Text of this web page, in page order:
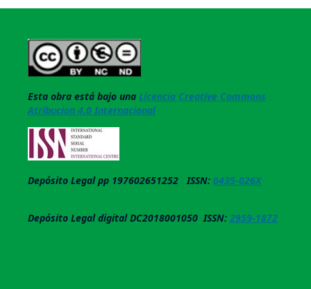
Esta obra está bajo una Licencia Creative Commons
Atribucion 4.0 Internacional
Depósito Legal pp 197602651252 ISSN: 0435-026X
Depósito Legal digital DC2018001050 ISSN: 2959-1872